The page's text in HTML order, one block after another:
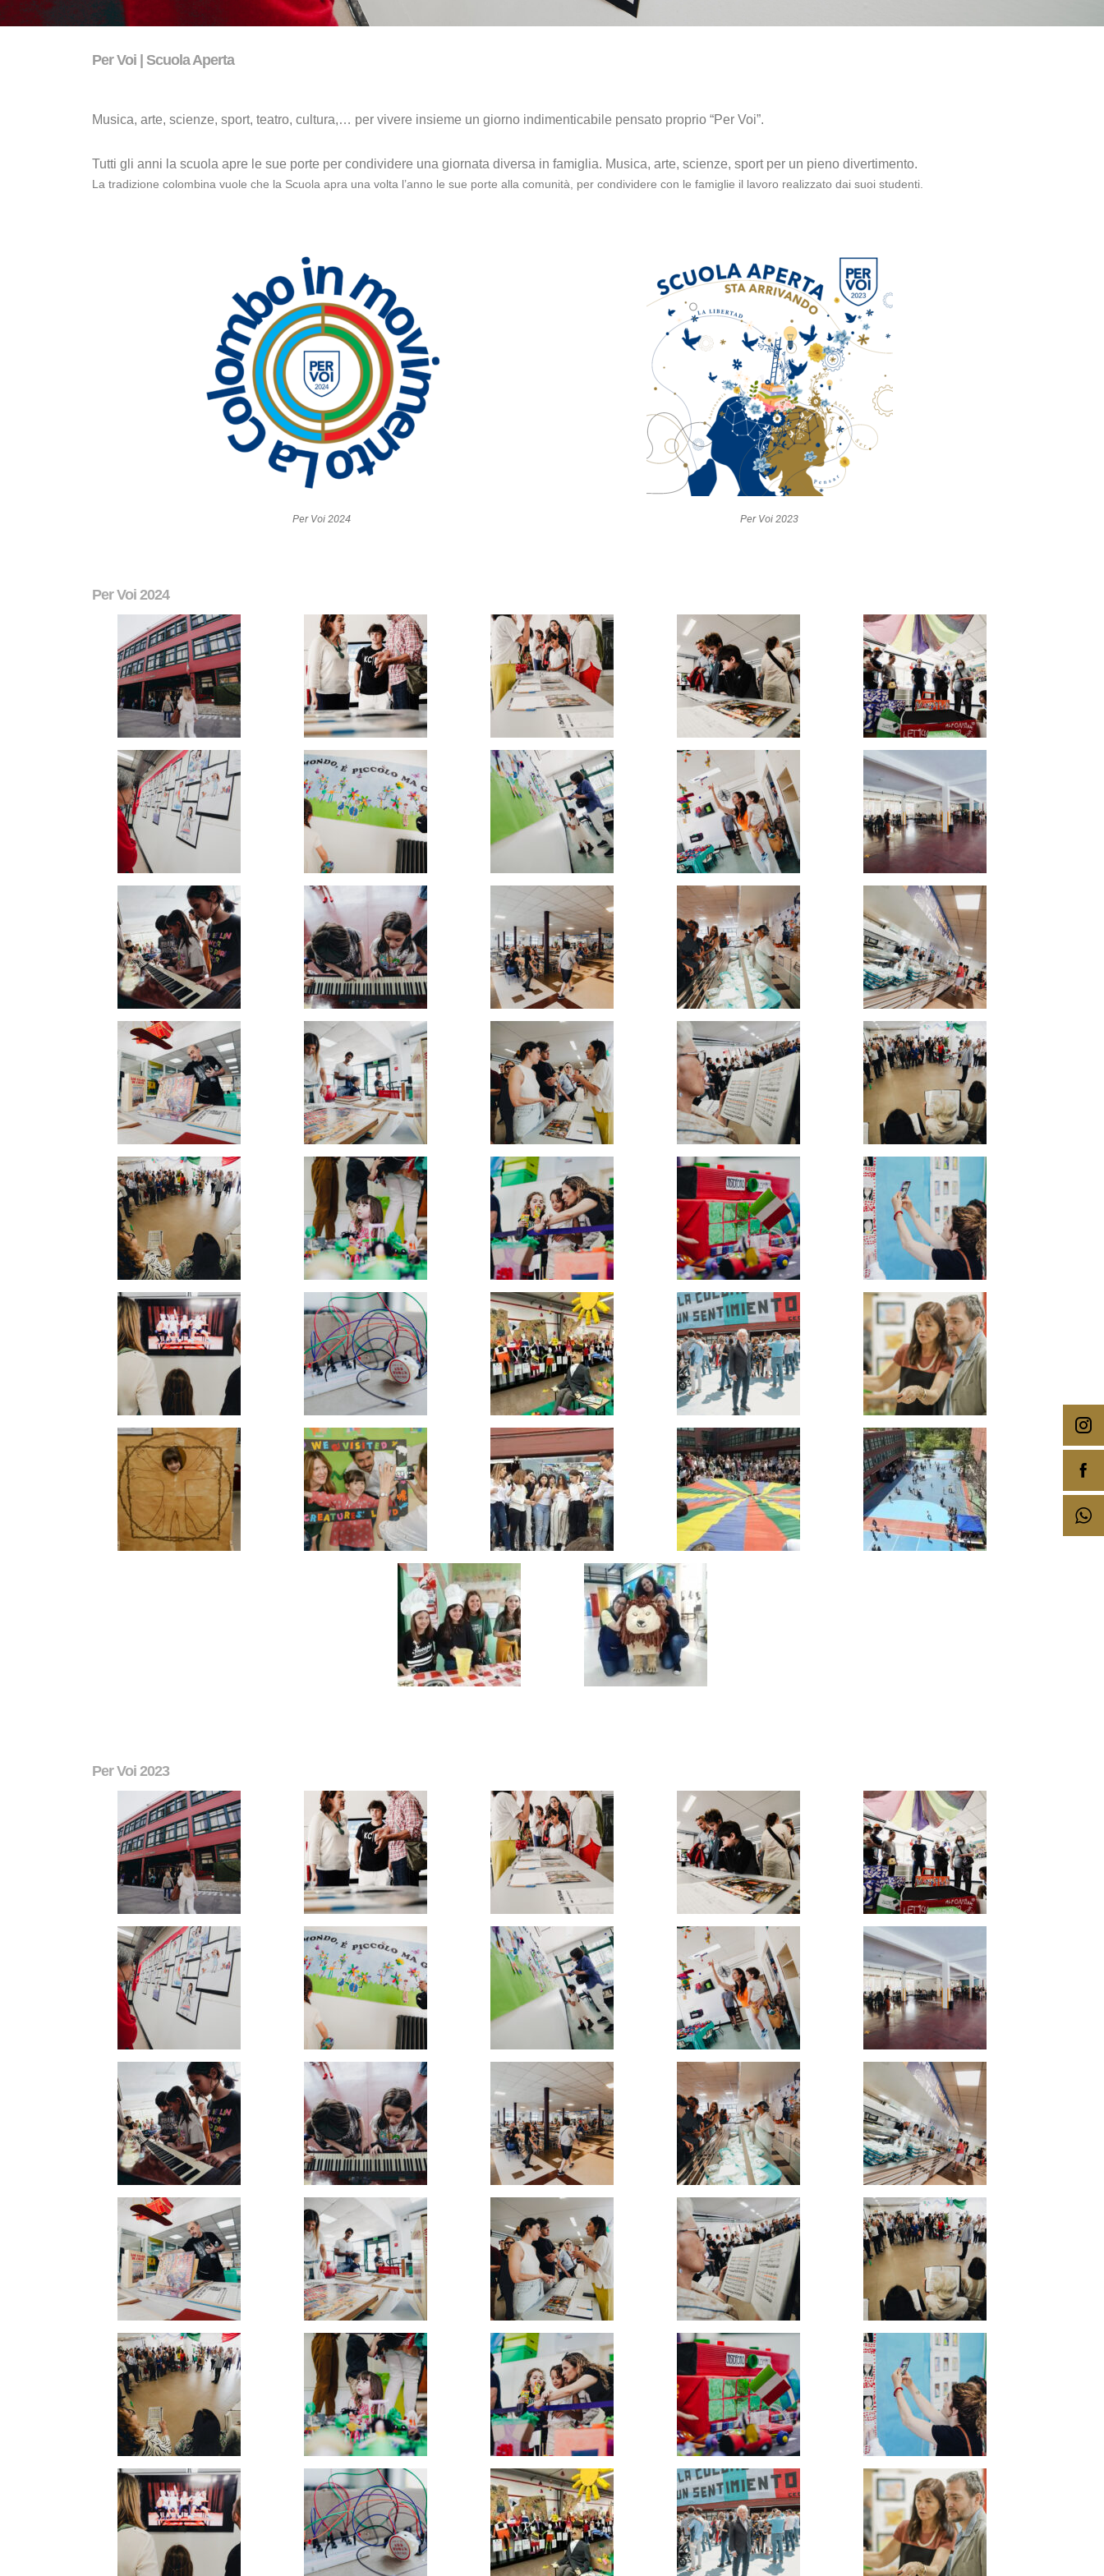
Per Voi | Scuola Aperta
Musica, arte, scienze, sport, teatro, cultura,… per vivere insieme un giorno indimenticabile pensato proprio “Per Voi”.
Tutti gli anni la scuola apre le sue porte per condividere una giornata diversa in famiglia. Musica, arte, scienze, sport per un pieno divertimento.
La tradizione colombina vuole che la Scuola apra una volta l’anno le sue porte alla comunità, per condividere con le famiglie il lavoro realizzato dai suoi studenti.
Per Voi 2024 Per Voi 2023
Per Voi 2024
Per Voi 2023